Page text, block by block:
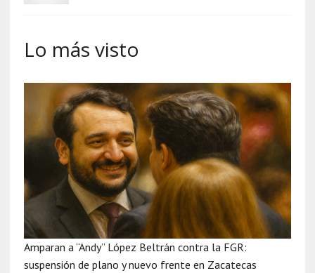
Lo más visto
Amparan a “Andy” López Beltrán contra la FGR:
suspensión de plano y nuevo frente en Zacatecas